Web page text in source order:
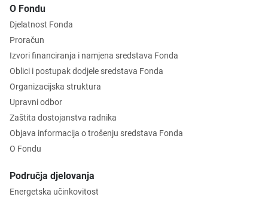
O Fondu
Djelatnost Fonda
Proračun
Izvori financiranja i namjena sredstava Fonda
Oblici i postupak dodjele sredstava Fonda
Organizacijska struktura
Upravni odbor
Zaštita dostojanstva radnika
Objava informacija o trošenju sredstava Fonda
O Fondu
Područja djelovanja
Energetska učinkovitost